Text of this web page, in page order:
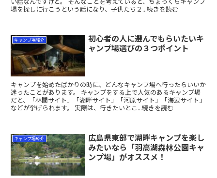
場を探しに行こうという話になり、子供たち２...続きを読む
キャンプ場紹介
初心者の人に選んでもらいたいキ
ャンプ場選びの３つポイント
キャンプを始めたばかりの時に、どんなキャンプ場へ行ったらいいか
迷ったことがあります。 キャンプをする上で人気のあるキャンプ場
だと、「林間サイト」「湖畔サイト」「河原サイト」「海辺サイト」
などが挙げられます。 実際は、行きたいとこ...続きを読む
キャンプ場紹介
広島県東部で湖畔キャンプを楽し
みたいなら「羽高湖森林公園キャ
ンプ場」がオススメ！